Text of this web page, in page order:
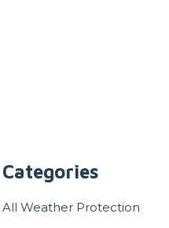
Categories
All Weather Protection